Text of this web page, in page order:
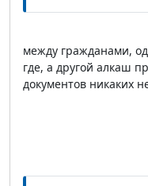
между гражданами,
где, а другой алкаш
документов никаких